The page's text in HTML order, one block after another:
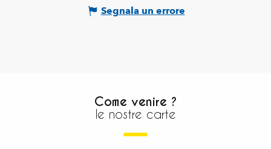
Segnala un errore
Come venire ?
le nostre carte